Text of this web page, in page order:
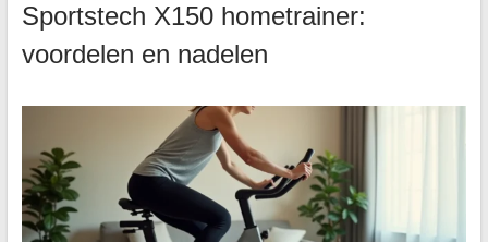
Sportstech X150 hometrainer:
voordelen en nadelen